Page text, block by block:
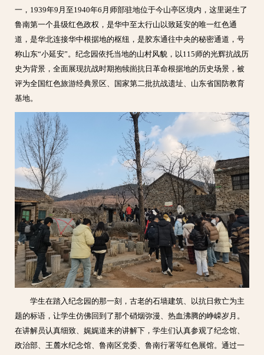
一，1939年9月至1940年6月师部驻地位于今山亭区境内，这里诞生了
鲁南第一个县级红色政权，是华中至太行山以致延安的唯一红色通
道，是华北连接华中根据地的枢纽，是胶东通往中央的秘密通道，号
称山东“小延安”。纪念园依托当地的山村风貌，以115师的光辉抗战历
史为背景，全面展现抗战时期抱犊崮抗日革命根据地的历史场景，被
评为全国红色旅游经典景区、国家第二批抗战遗址、山东省国防教育
基地。
学生在踏入纪念园的那一刻，古老的石墙建筑、以抗日救亡为主
题的标语，让学生仿佛回到了那个硝烟弥漫、热血沸腾的峥嵘岁月。
在讲解员认真细致、娓娓道来的讲解下，学生们认真参观了纪念馆、
政治部、王麓水纪念馆、鲁南区党委、鲁南行署等红色展馆。通过一